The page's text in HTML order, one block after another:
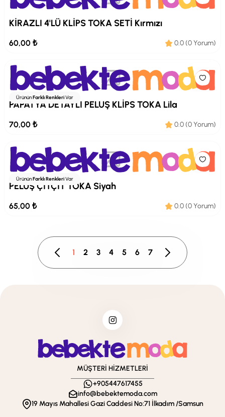
KİRAZLI 4'LÜ KLİPS TOKA SETİ Kırmızı
60,00 ₺ 0.0 (0 Yorum)
ÜrününFarklı RenkleriVar
PAPATYA DETAYLI PELUŞ KLİPS TOKA Lila
70,00 ₺ 0.0 (0 Yorum)
ÜrününFarklı RenkleriVar
PELUŞ ÇITÇIT TOKA Siyah
65,00 ₺ 0.0 (0 Yorum)
1 2 3 4 5 6 7
MÜŞTERİ HİZMETLERİ
+905447617455
info@bebektemoda.com
19 Mayıs Mahallesi Gazi Caddesi No:71 İlkadım /Samsun